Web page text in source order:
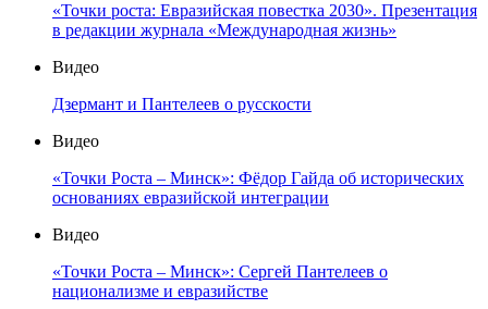
«Точки роста: Евразийская повестка 2030». Презентация
в редакции журнала «Международная жизнь»
Видео
Дзермант и Пантелеев о русскости
Видео
«Точки Роста – Минск»: Фёдор Гайда об исторических
основаниях евразийской интеграции
Видео
«Точки Роста – Минск»: Сергей Пантелеев о
национализме и евразийстве